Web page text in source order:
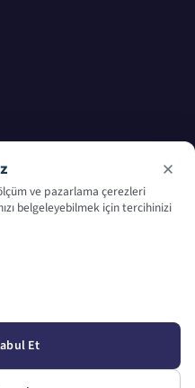
ve pazarlama çerezleri
belgeleyebilmek için tercihinizi
Et